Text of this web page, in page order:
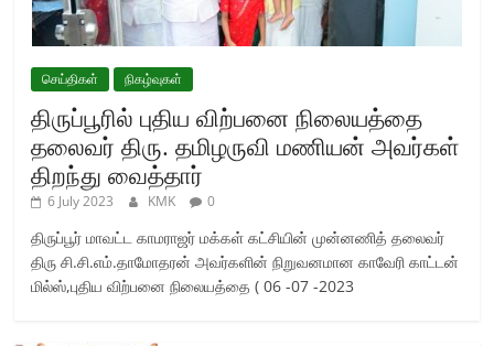
செய்திகள் நிகழ்வுகள்
திருப்பூரில் புதிய விற்பனை நிலையத்தை
தலைவர் திரு. தமிழருவி மணியன் அவர்கள்
திறந்து வைத்தார்
6 July 2023 KMK 0
திருப்பூர் மாவட்ட காமராஜர் மக்கள் கட்சியின் முன்னணித் தலைவர்
திரு சி.சி.எம்.தாமோதரன் அவர்களின் நிறுவனமான காவேரி காட்டன்
மில்ஸ்,புதிய விற்பனை நிலையத்தை ( 06 -07 -2023